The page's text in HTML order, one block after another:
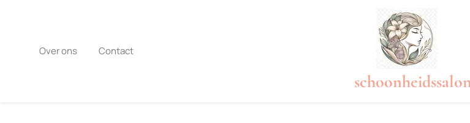
Over ons Contact